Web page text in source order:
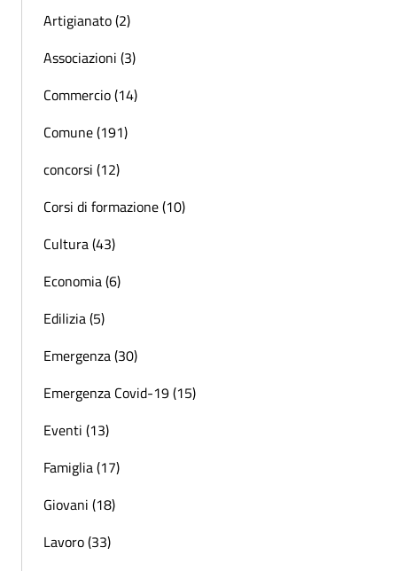
Artigianato (2)
Associazioni (3)
Commercio (14)
Comune (191)
concorsi (12)
Corsi di formazione (10)
Cultura (43)
Economia (6)
Edilizia (5)
Emergenza (30)
Emergenza Covid-19 (15)
Eventi (13)
Famiglia (17)
Giovani (18)
Lavoro (33)